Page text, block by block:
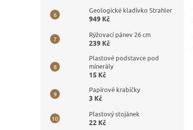
Geologické kladívko Strahler
949 Kč
Rýžovací pánev 26 cm
239 Kč
Plastové podstavce pod
minerály
15 Kč
Papírové krabičky
3 Kč
Plastový stojánek
22 Kč